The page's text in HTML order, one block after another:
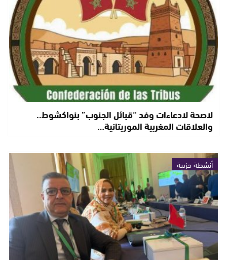
لاصحة لادعاءات وفد “قبائل الجنوب” بنواكشوط..
والعلاقات المغربية الموريتانية…
أنشطة حزبية